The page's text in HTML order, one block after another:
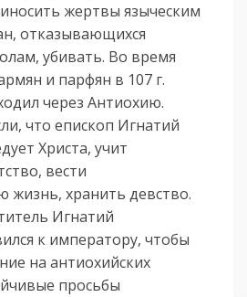
жертвы языческим
отказывающихся
убивать. Во время
и парфян в 107 г.
через Антиохию.
что епископ Игнатий
Христа, учит
вести
жизнь, хранить девство.
Игнатий
к императору, чтобы
на антиохийских
просьбы